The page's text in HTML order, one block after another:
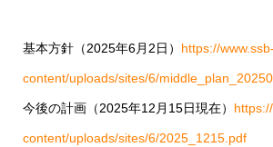
基本方針（2025年6月2日） https://
content/uploads/sites/6/
今後の計画（2025年12月15日現在）
content/uploads/sites/6/2025_1215.pdf